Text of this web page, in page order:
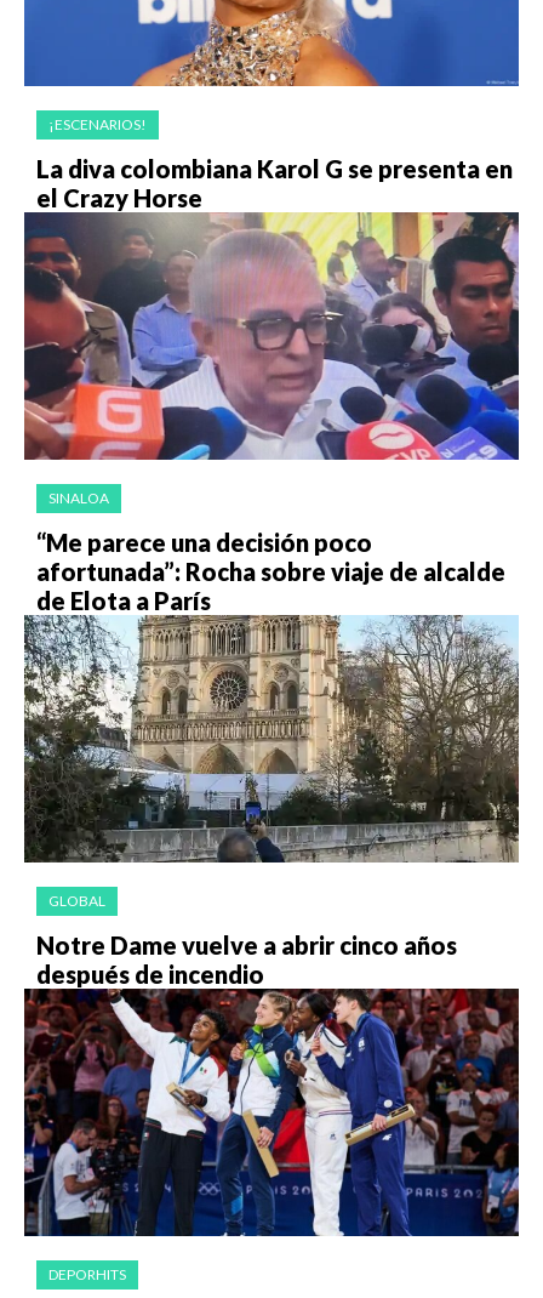
¡ESCENARIOS!
La diva colombiana Karol G se presenta en
el Crazy Horse
SINALOA
“Me parece una decisión poco
afortunada”: Rocha sobre viaje de alcalde
de Elota a París
GLOBAL
Notre Dame vuelve a abrir cinco años
después de incendio
DEPORHITS